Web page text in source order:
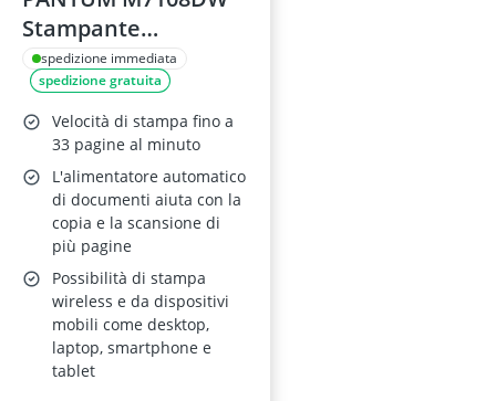
Stampante
Multifunzione Laser
Wireless
spedizione immediata
spedizione gratuita
Velocità di stampa fino a
33 pagine al minuto
L'alimentatore automatico
di documenti aiuta con la
copia e la scansione di
più pagine
Possibilità di stampa
wireless e da dispositivi
mobili come desktop,
laptop, smartphone e
tablet